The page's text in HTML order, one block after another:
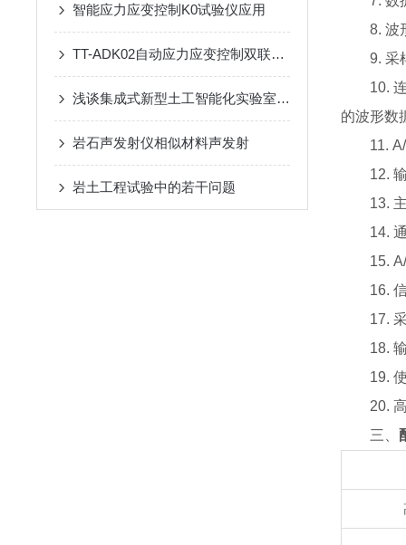
智能应力应变控制K0试验仪应用
TT-ADK02自动应力应变控制双联K0固结仪
浅谈集成式新型土工智能化实验室建设
岩石声发射仪相似材料声发射
岩土工程试验中的若干问题
8. 波形
9. 采样
10. 连
的波形数
11. A/
12. 输
13. 主
14. 通
15. A/D
16. 信
17. 采
18. 输
19. 使
20. 高
三、